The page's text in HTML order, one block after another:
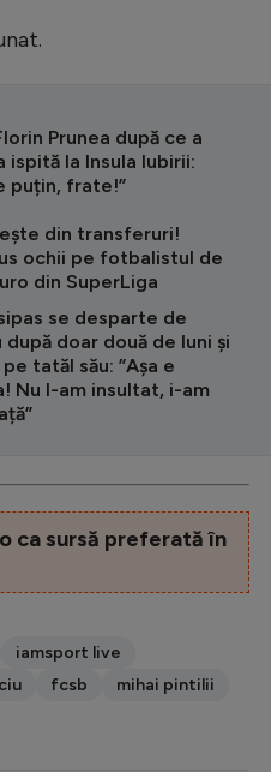
Prunea după ce a
la Insula Iubirii:
puțin, frate!”
din transferuri!
ochii pe fotbalistul de
din SuperLiga
se desparte de
doar două de luni și
tatăl său: ”Așa e
Nu l-am insultat, i-am
ca sursă preferată în
iamsport live
fcsb
mihai pintilii